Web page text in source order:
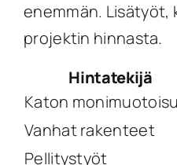
enemmän. Lisätyöt,
projektin hinnasta.
Hintatekijä
Katon
Vanhat rakenteet
Pellitystyöt